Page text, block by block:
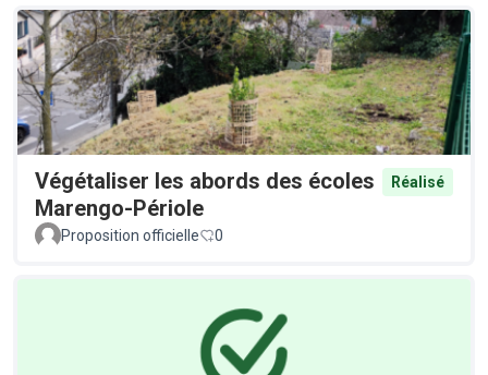
Végétaliser les abords des écoles
Marengo-Périole
Réalisé
Proposition officielle 0